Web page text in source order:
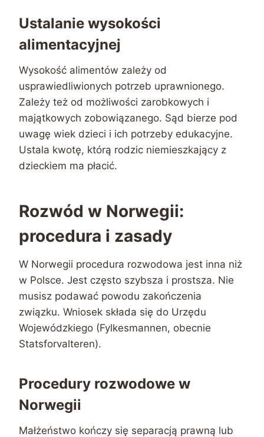
Ustalanie wysokości
alimentacyjnej
Wysokość alimentów zależy od
usprawiedliwionych potrzeb uprawnionego.
Zależy też od możliwości zarobkowych i
majątkowych zobowiązanego. Sąd bierze pod
uwagę wiek dzieci i ich potrzeby edukacyjne.
Ustala kwotę, którą rodzic niemieszkający z
dzieckiem ma płacić.
Rozwód w Norwegii:
procedura i zasady
W Norwegii procedura rozwodowa jest inna niż
w Polsce. Jest często szybsza i prostsza. Nie
musisz podawać powodu zakończenia
związku. Wniosek składa się do Urzędu
Wojewódzkiego (Fylkesmannen, obecnie
Statsforvalteren).
Procedury rozwodowe w
Norwegii
Małżeństwo kończy się separacją prawną lub